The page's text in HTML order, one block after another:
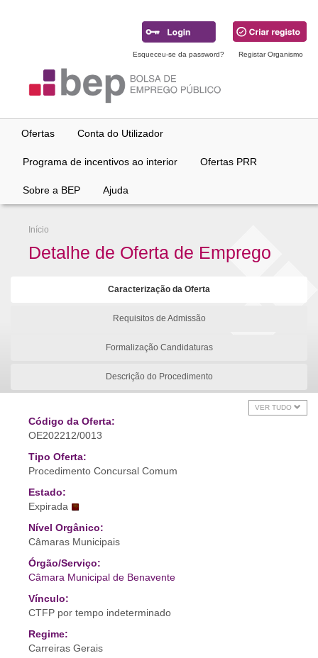
Esqueceu-se da password? Registar Organismo
Ofertas Conta do Utilizador
Programa de incentivos ao interior Ofertas PRR
Sobre a BEP Ajuda
Início
Detalhe de Oferta de Emprego
Caracterização da Oferta
Requisitos de Admissão
Formalização Candidaturas
Descrição do Procedimento
VER TUDO
Código da Oferta:
OE202212/0013
Tipo Oferta:
Procedimento Concursal Comum
Estado:
Expirada
Nível Orgânico:
Câmaras Municipais
Órgão/Serviço:
Câmara Municipal de Benavente
Vínculo:
CTFP por tempo indeterminado
Regime:
Carreiras Gerais